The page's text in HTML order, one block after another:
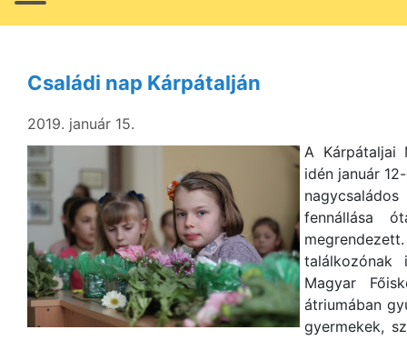
Családi nap Kárpátalján
2019. január 15.
A Kárpátaljai
idén január
fennállása
találkozónak
Magyar
átriumában
gyermekek,